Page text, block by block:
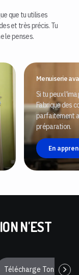
que tu utilises
et très précis. Tu
le penses.
Menuiserie
Si tu peux
Fabrique des
parfaitement
préparation.
En
N'EST
Télécharge Ton Fichier